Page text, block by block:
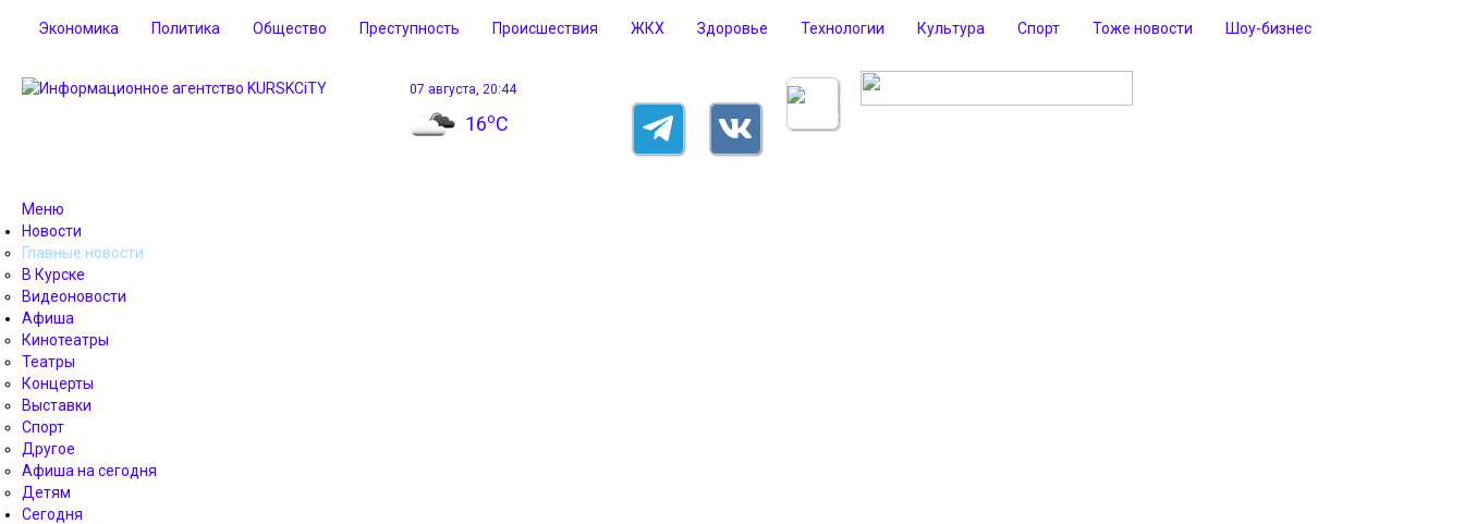
Экономика Политика Общество Преступность Происшествия ЖКХ Здоровье Технологии Культура Спорт Тоже новости Шоу-бизнес
07 августа, 20:44
16oC
Меню
Новости
Главные новости
В Курске
Видеоновости
Афиша
Кинотеатры
Театры
Концерты
Выставки
Спорт
Другое
Афиша на сегодня
Детям
Сегодня